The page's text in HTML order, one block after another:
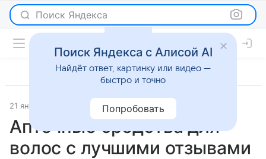
Поиск Яндекса
21 января 2020 Красота
Аптечные средства для
волос с лучшими отзывами
Поиск Яндекса с Алисой AI
Найдёт ответ, картинку или видео —
быстро и точно
Попробовать